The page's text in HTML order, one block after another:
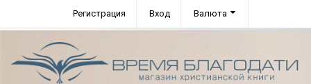
Регистрация Вход Валюта